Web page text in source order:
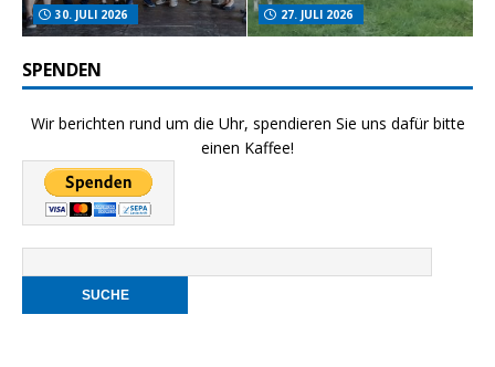
30. JULI 2026 27. JULI 2026
SPENDEN
Wir berichten rund um die Uhr, spendieren Sie uns dafür bitte
einen Kaffee!